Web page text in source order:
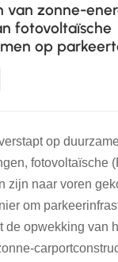
русский
português
العربية
日本語
van zonne-
fotovoltaïsche
op
op
fotovoltaïsche
zijn naar voren
om
de opwekking van